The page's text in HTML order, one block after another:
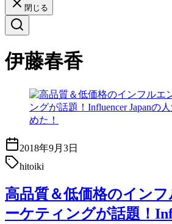
閉じる
伊藤春香
2018年9月3日
hitoiki
高品質＆低価格のイン
ーケティングが話題！